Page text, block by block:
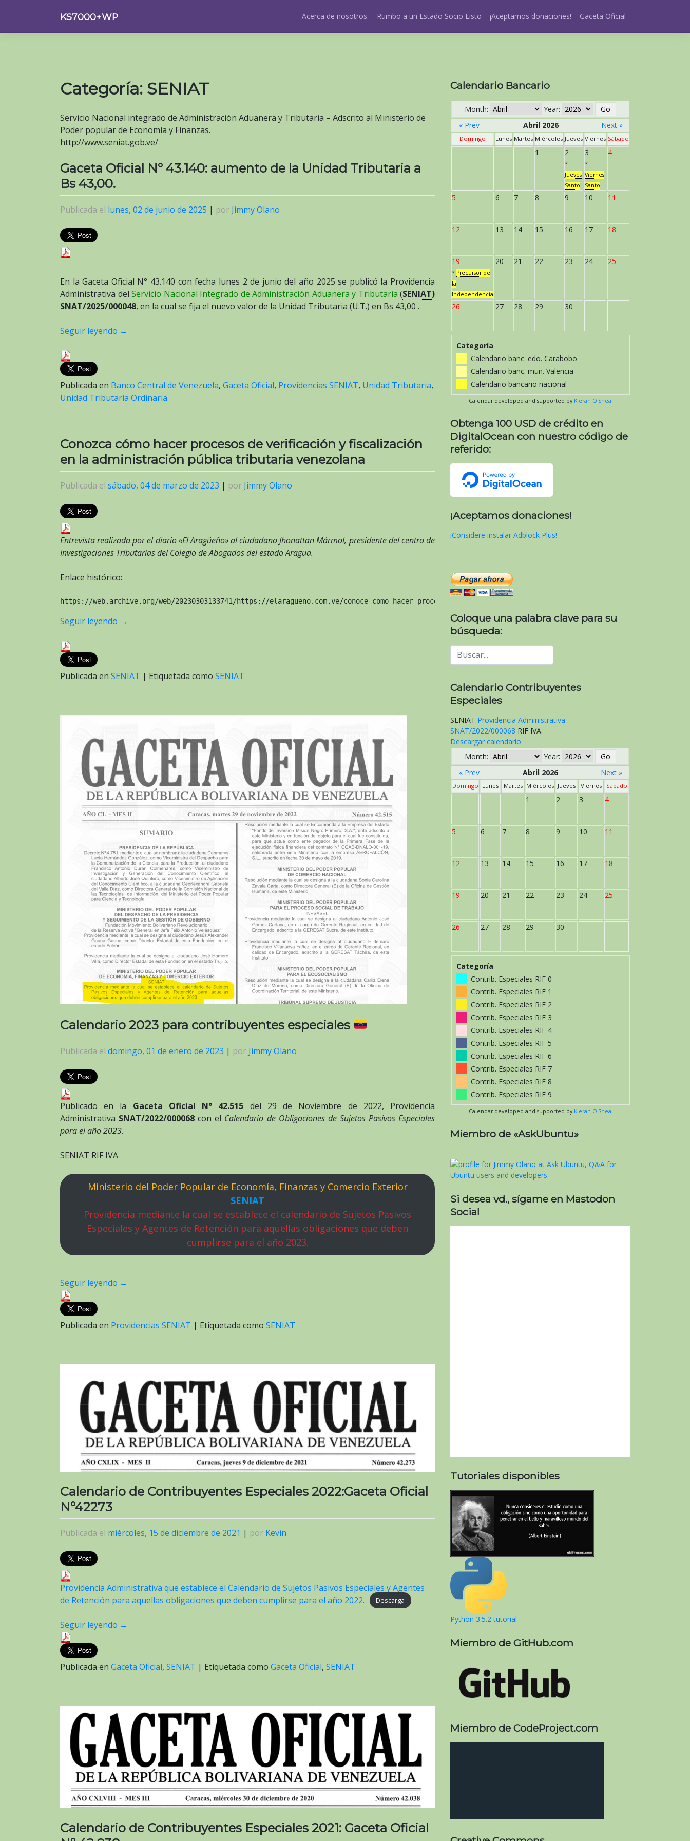
contenido
KS7000+WP Acerca de nosotros. Rumbo a un Estado Socio Listo ¡Aceptamos donaciones! Gaceta Oficial
Categoría: SENIAT
Servicio Nacional integrado de Administración Aduanera y Tributaria – Adscrito al Ministerio de
Poder popular de Economía y Finanzas.
http://www.seniat.gob.ve/
Gaceta Oficial N° 43.140: aumento de la Unidad Tributaria a
Bs 43,00.
Publicada el lunes, 02 de junio de 2025 | por Jimmy Olano
En la Gaceta Oficial N° 43.140 con fecha lunes 2 de junio del año 2025 se publicó la Providencia
Administrativa del Servicio Nacional Integrado de Administración Aduanera y Tributaria (SENIAT)
SNAT/2025/000048, en la cual se fija el nuevo valor de la Unidad Tributaria (U.T.) en Bs 43,00 .
Seguir leyendo →
Publicada en Banco Central de Venezuela, Gaceta Oficial, Providencias SENIAT, Unidad Tributaria,
Unidad Tributaria Ordinaria
Conozca cómo hacer procesos de verificación y fiscalización
en la administración pública tributaria venezolana
Publicada el sábado, 04 de marzo de 2023 | por Jimmy Olano
Entrevista realizada por el diario «El Aragüeño» al ciudadano Jhonattan Mármol, presidente del centro de
Investigaciones Tributarias del Colegio de Abogados del estado Aragua.
Enlace histórico:
https://web.archive.org/web/20230303133741/https://elaragueno.com.ve/conoce-como-hacer-procesos-de-verificacion-y-fiscalizacion-en-la-administracion-
Seguir leyendo →
Publicada en SENIAT | Etiquetada como SENIAT
Calendario 2023 para contribuyentes especiales
Publicada el domingo, 01 de enero de 2023 | por Jimmy Olano
Publicado en la Gaceta Oficial N° 42.515 del 29 de Noviembre de 2022, Providencia
Administrativa SNAT/2022/000068 con el Calendario de Obligaciones de Sujetos Pasivos Especiales
para el año 2023.
SENIAT RIF IVA
Ministerio del Poder Popular de Economía, Finanzas y Comercio Exterior
SENIAT
Providencia mediante la cual se establece el calendario de Sujetos Pasivos
Especiales y Agentes de Retención para aquellas obligaciones que deben
cumplirse para el año 2023.
Seguir leyendo →
Publicada en Providencias SENIAT | Etiquetada como SENIAT
Calendario de Contribuyentes Especiales 2022:Gaceta Oficial
N°42273
Publicada el miércoles, 15 de diciembre de 2021 | por Kevin
Providencia Administrativa que establece el Calendario de Sujetos Pasivos Especiales y Agentes
de Retención para aquellas obligaciones que deben cumplirse para el año 2022.
Descarga
Seguir leyendo →
Publicada en Gaceta Oficial, SENIAT | Etiquetada como Gaceta Oficial, SENIAT
Calendario de Contribuyentes Especiales 2021: Gaceta Oficial
Calendario Bancario
Month:
Year:
« Prev
Abril 2026 Next »
Domingo Lunes Martes Miércoles Jueves Viernes Sábado
1 2
*
Jueves
Santo
3
*
Viernes
Santo
4
5 6 7 8 9 10 11
12 13 14 15 16 17 18
19
* Precursor de
la
Independencia
20 21 22 23 24 25
26 27 28 29 30
Categoría
Calendario banc. edo. Carabobo
Calendario banc. mun. Valencia
Calendario bancario nacional
Calendar developed and supported by Kieran O'Shea
Obtenga 100 USD de crédito en
DigitalOcean con nuestro código de
referido:
¡Aceptamos donaciones!
¡Considere instalar Adblock Plus!
Coloque una palabra clave para su
búsqueda:
Calendario Contribuyentes
Especiales
SENIAT Providencia Administrativa
SNAT/2022/000068 RIF IVA.
Descargar calendario
Month:
Year:
« Prev
Abril 2026 Next »
Domingo Lunes Martes Miércoles Jueves Viernes Sábado
1 2 3 4
5 6 7 8 9 10 11
12 13 14 15 16 17 18
19 20 21 22 23 24 25
26 27 28 29 30
Categoría
Contrib. Especiales RIF 0
Contrib. Especiales RIF 1
Contrib. Especiales RIF 2
Contrib. Especiales RIF 3
Contrib. Especiales RIF 4
Contrib. Especiales RIF 5
Contrib. Especiales RIF 6
Contrib. Especiales RIF 7
Contrib. Especiales RIF 8
Contrib. Especiales RIF 9
Calendar developed and supported by Kieran O'Shea
Miembro de «AskUbuntu»
Si desea vd., sígame en Mastodon
Social
Tutoriales disponibles
Python 3.5.2 tutorial
Miembro de GitHub.com
Miembro de CodeProject.com